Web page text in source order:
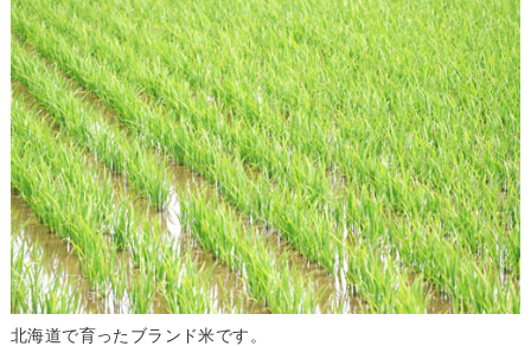
北海道で育ったブランド米です。